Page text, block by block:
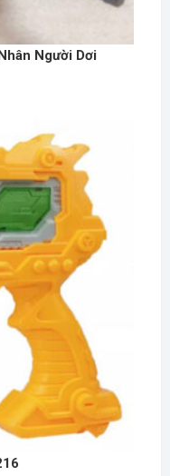
Người Dơi